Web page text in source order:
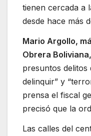
tienen cercada a
desde hace más
Mario Argollo,
Obrera Boliviana,
presuntos delitos
delinquir” y
prensa el fiscal
precisó que la
Las calles del